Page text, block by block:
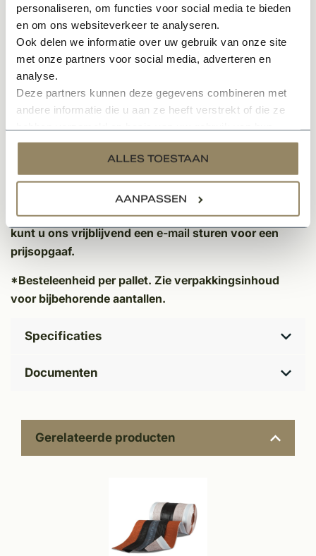
personaliseren, om functies voor social media te bieden
en om ons websiteverkeer te analyseren.
Ook delen we informatie over uw gebruik van onze site
met onze partners voor social media, adverteren en
analyse.
Deze partners kunnen deze gegevens combineren met
andere informatie die u aan ze heeft verstrekt of die ze
services.
ALLES TOESTAAN
AANPASSEN
worden de dakpannen antraciet van kleur. De manier
van produceren gebeurd erg milieuvriendelijk, getuige
het DUBO keurmerk wat bij deze dakpan hoort.
Specificaties:
Palletinhoud: 378 stuks
Aantal per m : 15,9 stuks
Voor het aanvragen van een offerte op maat voor uw
complete dak incl. alle hulpstukken en toebehoren
kunt u ons vrijblijvend een e-mail sturen voor een
prijsopgaaf.
*Besteleenheid per pallet. Zie verpakkingsinhoud
voor bijbehorende aantallen.
Specificaties
Documenten
Gerelateerde producten